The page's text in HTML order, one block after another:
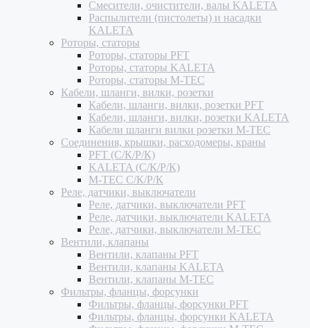
Смесители, очистители, валы KALETA
Распылители (пистолеты) и насадки
KALETA
Роторы, статоры
Роторы, статоры PFT
Роторы, статоры KALETA
Роторы, статоры M-TEC
Кабели, шланги, вилки, розетки
Кабели, шланги, вилки, розетки PFT
Кабели, шланги, вилки, розетки KALETA
Кабели шланги вилки розетки M-TEC
Соединения, крышки, расходомеры, краны
PFT (С/К/Р/К)
KALETA (С/К/Р/К)
M-TEC С/К/Р/К
Реле, датчики, выключатели
Реле, датчики, выключатели PFT
Реле, датчики, выключатели KALETA
Реле, датчики, выключатели M-TEC
Вентили, клапаны
Вентили, клапаны PFT
Вентили, клапаны KALETA
Вентили, клапаны M-TEC
Фильтры, фланцы, форсунки
Фильтры, фланцы, форсунки PFT
Фильтры, фланцы, форсунки KALETA